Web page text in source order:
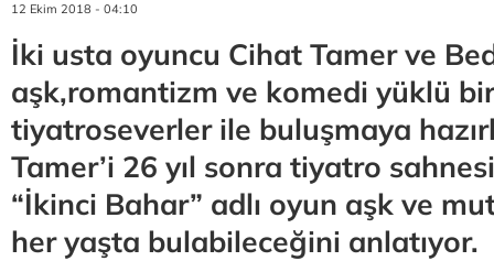
12 Ekim 2018 - 04:10
İki usta oyuncu Cihat Tamer ve
aşk,romantizm ve komedi yüklü
tiyatroseverler ile buluşmaya
Tamer’i 26 yıl sonra tiyatro
“İkinci Bahar” adlı oyun aşk ve
her yaşta bulabileceğini anlatıyor.